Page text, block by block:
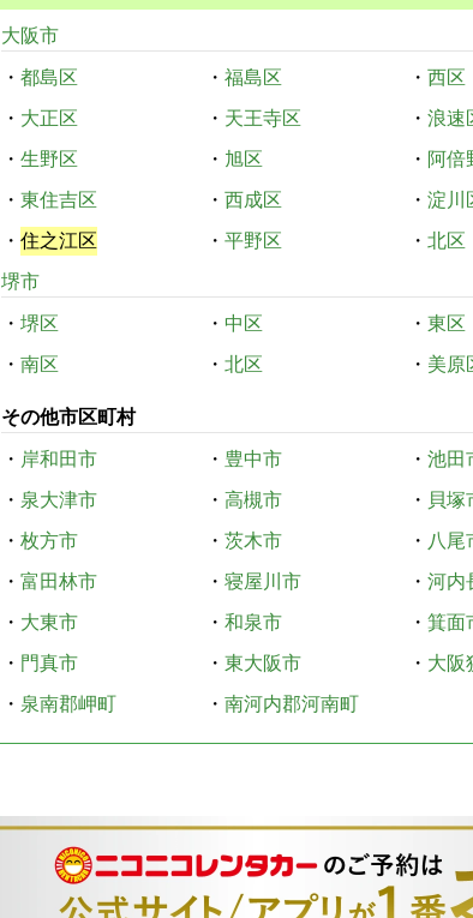
大阪市
・ 都島区 ・ 福島区 ・ 西区
・ 大正区 ・ 天王寺区 ・ 浪速
・ 生野区 ・ 旭区 ・ 阿倍
・ 東住吉区 ・ 西成区 ・ 淀川
・ 住之江区 ・ 平野区 ・ 北区
堺市
・ 堺区 ・ 中区 ・ 東区
・ 南区 ・ 北区 ・ 美原
その他市区町村
・ 岸和田市 ・ 豊中市 ・ 池田
・ 泉大津市 ・ 高槻市 ・ 貝塚
・ 枚方市 ・ 茨木市 ・ 八尾
・ 富田林市 ・ 寝屋川市 ・ 河内
・ 大東市 ・ 和泉市 ・ 箕面
・ 門真市 ・ 東大阪市 ・ 大阪
・ 泉南郡岬町 ・ 南河内郡河南町